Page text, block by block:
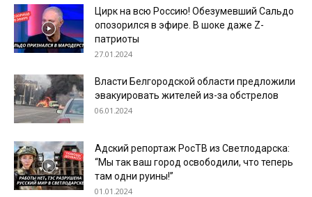
Цирк на всю Россию! Обезумевший Сальдо
опозорился в эфире. В шоке даже Z-
патриоты
27.01.2024
Власти Белгородской области предложили
эвакуировать жителей из-за обстрелов
06.01.2024
Адский репортаж РосТВ из Светлодарска:
“Мы так ваш город освободили, что теперь
там одни руины!”
01.01.2024